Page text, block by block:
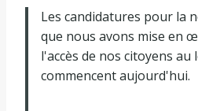
Les candidatures pour la
que nous avons mise en
l'accès de nos citoyens au
commencent aujourd'hui.